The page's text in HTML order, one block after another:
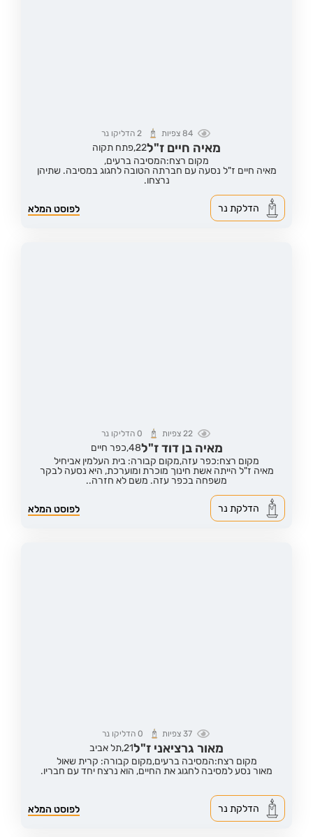
84 צפיות 2הדליקו נר
מאיה חיים ז"ל22,פתח תקוה
מקום רצח:המסיבה ברעים,
מאיה חיים ז"ל נסעה עם חברתה הטובה לחגוג במסיבה. שתיהן
נרצחו.
לפוסט המלא הדלקת נר
22 צפיות 0הדליקו נר
מאיה בן דוד ז"ל48, כפר חיים
מקום רצח:כפר עזה,מקום קבורה: בית העלמין אביחיל
מאיה ז"ל הייתה אשת חינוך מוכרת ומוערכת, היא נסעה לבקר
משפחה בכפר עזה. משם לא חזרה..
לפוסט המלא הדלקת נר
37צפיות 0 הדליקו נר
מאור גרציאני ז"ל21,תל אביב
מקום רצח:המסיבה ברעים,מקום קבורה: קרית שאול
מאור נסע למסיבה לחגוג את החיים, הוא נרצח יחד עם חבריו.
לפוסט המלא הדלקת נר